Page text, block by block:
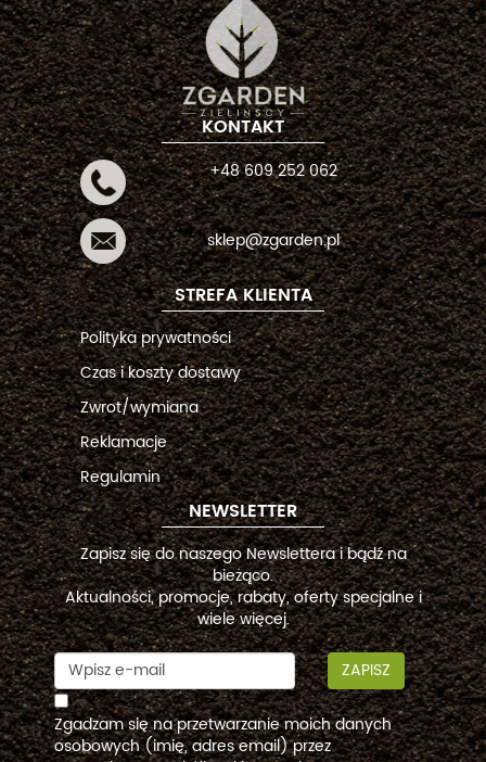
KONTAKT
+48 609 252 062
sklep@zgarden.pl
STREFA KLIENTA
Polityka prywatności
Czas i koszty dostawy
Zwrot/wymiana
Reklamacje
Regulamin
NEWSLETTER
Zapisz się do naszego Newslettera i bądź na
bieżąco.
Aktualności, promocje, rabaty, oferty specjalne i
wiele więcej.
ZAPISZ
Zgadzam się na przetwarzanie moich danych
osobowych (imię, adres email) przez